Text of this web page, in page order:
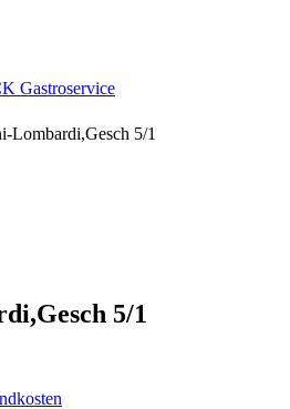
Lombardi,Gesch 5/1
5/1